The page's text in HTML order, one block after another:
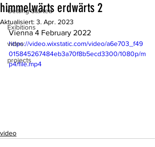
Getting Started
Exibitions
video
projects
himmelwärts erdwärts 2
Aktualisiert: 3. Apr. 2023
Vienna 4 February 2022
https://video.wixstatic.com/video/a6e703_f49
015845267484eb3a70f8b5ecd3300/1080p/m
p4/file.mp4
video